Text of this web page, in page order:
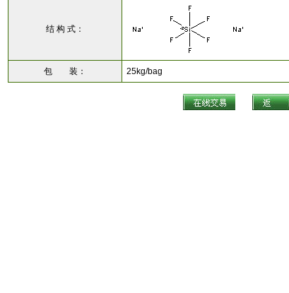
结 构 式：
包 装： 25kg/bag